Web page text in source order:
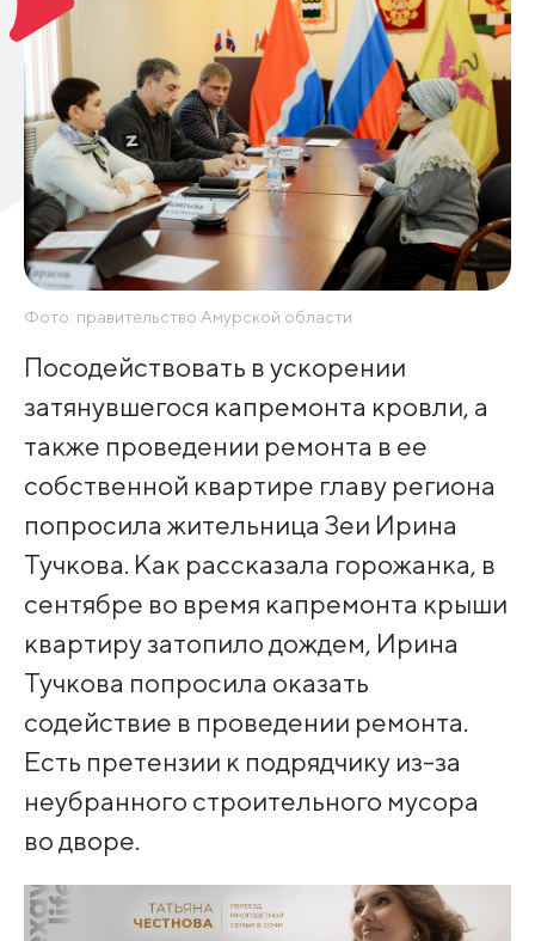
Фото: правительство Амурской области
Посодействовать в ускорении
затянувшегося капремонта кровли, а
также проведении ремонта в ее
собственной квартире главу региона
попросила жительница Зеи Ирина
Тучкова. Как рассказала горожанка, в
сентябре во время капремонта крыши
квартиру затопило дождем, Ирина
Тучкова попросила оказать
содействие в проведении ремонта.
Есть претензии к подрядчику из-за
неубранного строительного мусора
во дворе.